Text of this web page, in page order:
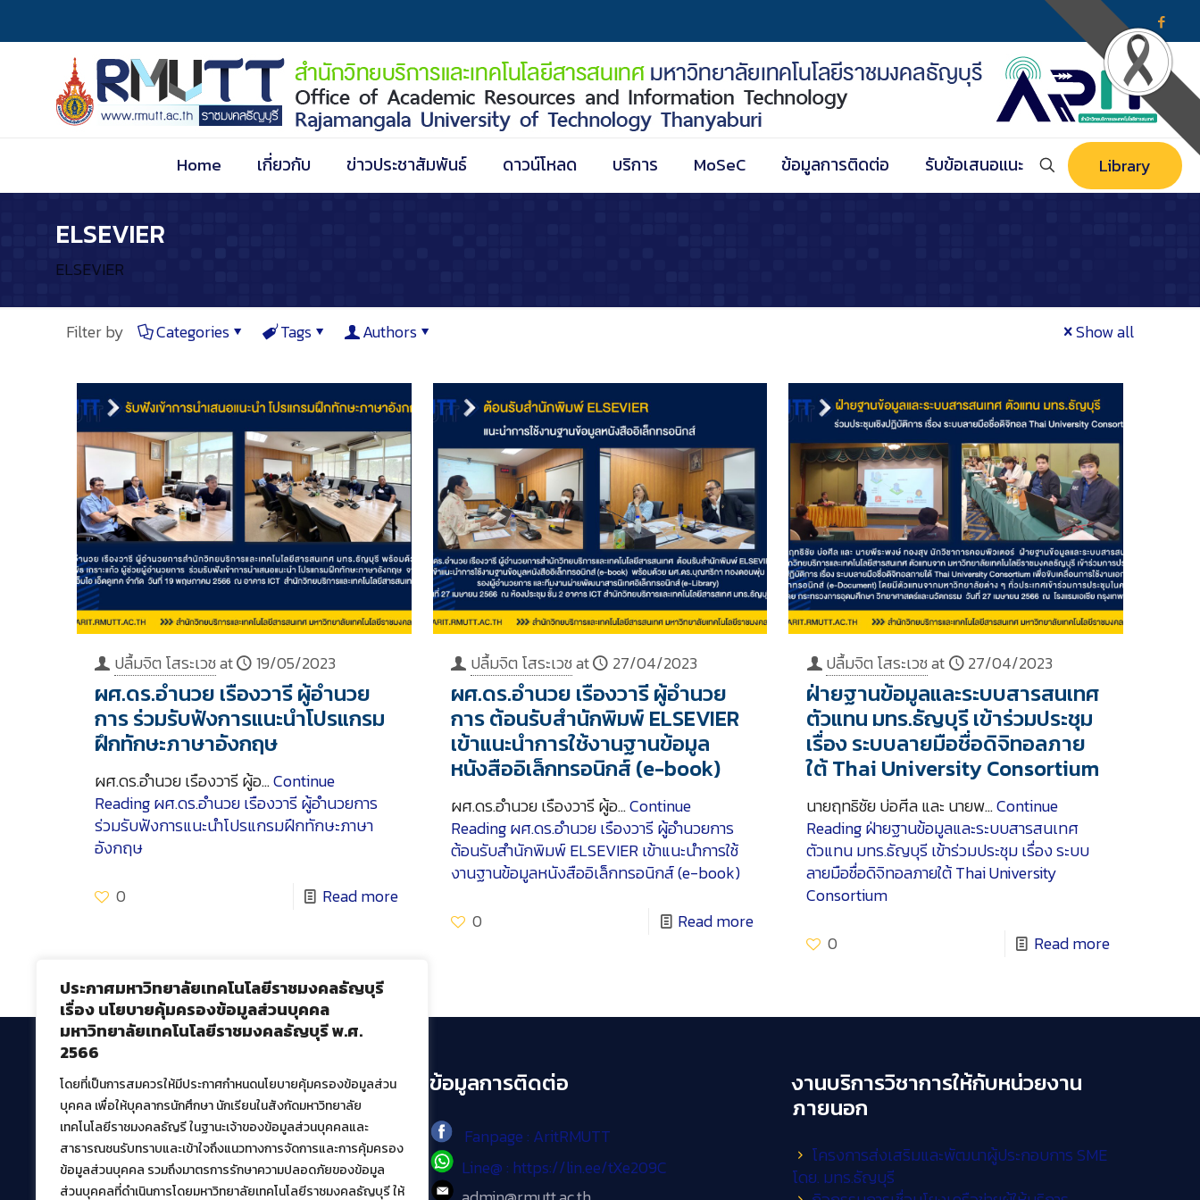
ประกาศมหาวิทยาลัยเทคโนโลยีราชมงคลธัญบุรี
เรื่อง นโยบายคุ้มครองข้อมูลส่วนบุคคล
มหาวิทยาลัยเทคโนโลยีราชมงคลธัญบุรี พ.ศ.
2566
โดยที่เป็นการสมควรให้มีประกาศกำหนดนโยบายคุ้มครองข้อมูลส่วน
บุคคล เพื่อให้บุคลากรนักศึกษา นักเรียนในสังกัดมหาวิทยาลัย
เทคโนโลยีราชมงคลธัญรี ในฐานะเจ้าของข้อมูลส่วนบุคคลและ
สาธารณชนรับทราบและเข้าใจถึงแนวทางการจัดการและการคุ้มครอง
ข้อมูลส่วนบุคคล รวมถึงมาตรการรักษาความปลอดภัยของข้อมูล
ส่วนบุคคลที่ดำเนินการโดยมหาวิทยาลัยเทคโนโลยีราชมงคลธัญบุรี ให้
Home เกี่ยวกับ ข่าวประชาสัมพันธ์ ดาวน์โหลด บริการ MoSeC ข้อมูลการติดต่อ รับข้อเสนอแนะ Library
ELSEVIER
ELSEVIER
Filter by Categories Tags Authors Show all
ปลื้มจิต โสระเวชat 19/05/2023
ผศ.ดร.อำนวย เรืองวารี ผู้อำนวย
การ ร่วมรับฟังการแนะนำโปรแกรม
ฝึกทักษะภาษาอังกฤษ
ผศ.ดร.อำนวย เรืองวารี ผู้อ…Continue
Readingผศ.ดร.อำนวย เรืองวารี ผู้อำนวยการ
ร่วมรับฟังการแนะนำโปรแกรมฝึกทักษะภาษา
อังกฤษ
0
Read more
ปลื้มจิต โสระเวชat 27/04/2023
ผศ.ดร.อำนวย เรืองวารี ผู้อำนวย
การ ต้อนรับสำนักพิมพ์ ELSEVIER
เข้าแนะนำการใช้งานฐานข้อมูล
หนังสืออิเล็กทรอนิกส์ (e-book)
ผศ.ดร.อำนวย เรืองวารี ผู้อ…Continue
Readingผศ.ดร.อำนวย เรืองวารี ผู้อำนวยการ
ต้อนรับสำนักพิมพ์ ELSEVIER เข้าแนะนำการใช้
งานฐานข้อมูลหนังสืออิเล็กทรอนิกส์ (e-book)
0
Read more
ปลื้มจิต โสระเวชat 27/04/2023
ฝ่ายฐานข้อมูลและระบบสารสนเทศ
ตัวแทน มทร.ธัญบุรี เข้าร่วมประชุม
เรื่อง ระบบลายมือชื่อดิจิทอลภาย
ใต้ Thai University Consortium
นายฤทธิชัย บ่อศีล และ นายพ…Continue
Readingฝ่ายฐานข้อมูลและระบบสารสนเทศ
ตัวแทน มทร.ธัญบุรี เข้าร่วมประชุม เรื่อง ระบบ
ลายมือชื่อดิจิทอลภายใต้ Thai University
Consortium
0
Read more
สำนักวิทยบริการและเทคโนโลยีสารสนเทศ
มหาวิทยาลัยเทคโนโลยีราชมงคลธัญบุรี
39 หมู่ที่ 1 ตำบลคลองหก อำเภอคลองหลวง จังหวัด
ปทุมธานี 12120
เผยแพร่ข้อมูลโดย.บุคลากร สวส.
ข้อมูลการติดต่อ
Fanpage : AritRMUTT
Line@ : https://lin.ee/tXe209C
งานบริการวิชาการให้กับหน่วยงาน
ภายนอก
โครงการส่งเสริมและพัฒนาผู้ประกอบการ SME
โดย. มทร.ธัญบุรี